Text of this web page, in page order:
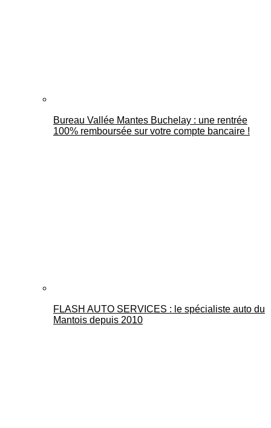
Bureau Vallée Mantes Buchelay : une rentrée
100% remboursée sur votre compte bancaire !
FLASH AUTO SERVICES : le spécialiste auto du
Mantois depuis 2010